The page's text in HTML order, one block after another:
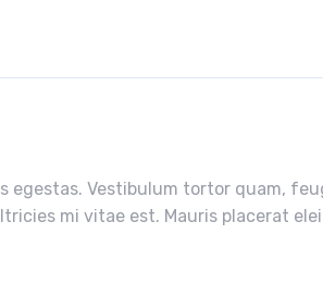
egestas. Vestibulum tortor quam,
mi vitae est. Mauris placerat